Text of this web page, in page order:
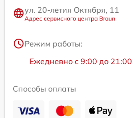
ул. 20-летия Октября, 11
Адрес сервисного центра Braun
Режим работы:
Ежедневно с 9:00 до 21:00
Способы оплаты